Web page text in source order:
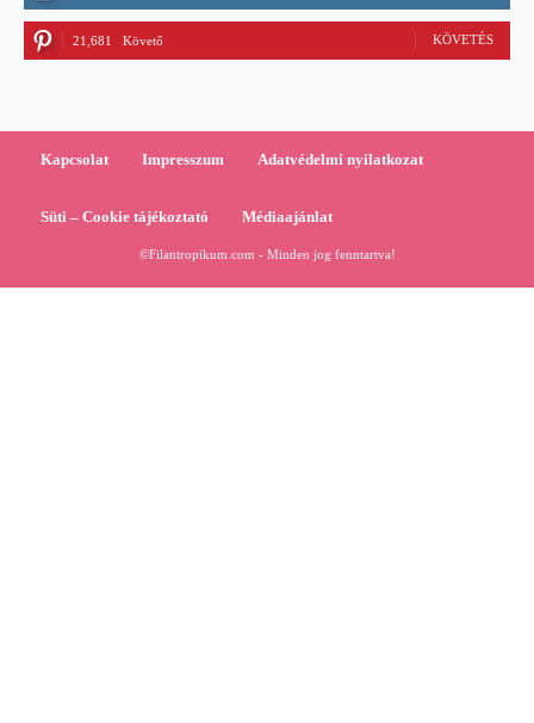
21,681 Követő KÖVETÉS
Kapcsolat Impresszum Adatvédelmi nyilatkozat
Süti – Cookie tájékoztató Médiaajánlat
©Filantropikum.com - Minden jog fenntartva!